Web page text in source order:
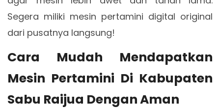
Segera miliki mesin pertamini digital original
dari pusatnya langsung!
Cara Mudah Mendapatkan
Mesin Pertamini Di Kabupaten
Sabu Raijua Dengan Aman